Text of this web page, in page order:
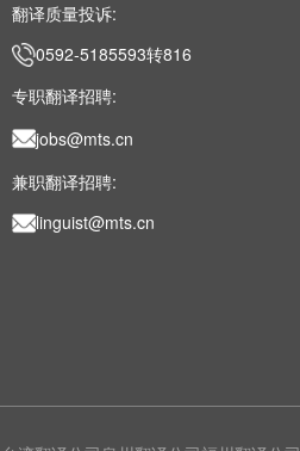
翻译质量投诉:
0592-5185593转816
专职翻译招聘:
jobs@mts.cn
兼职翻译招聘:
linguist@mts.cn